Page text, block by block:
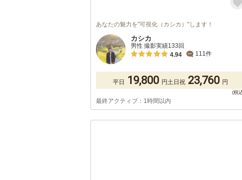
あなたの魅力を"可視化（カシカ）"します！
カシカ
男性 撮影実績133回
4.94
111件
平日 19,800 円土日祝 23,760 円
最終アクティブ：1時間以内